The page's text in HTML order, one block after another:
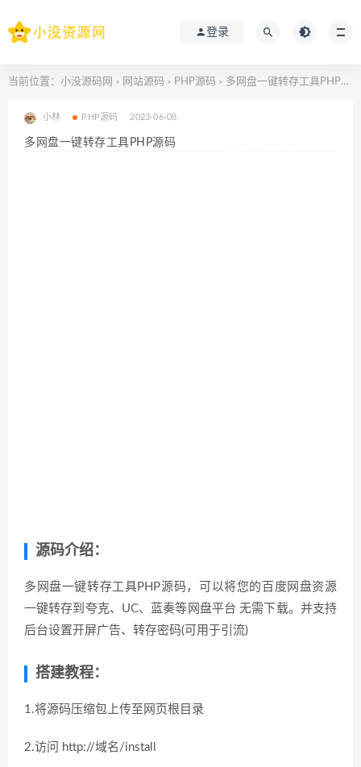
登录
当前位置： 小没源码网 > 网站源码 > PHP源码 > 多网盘一键转存工具PHP源码
小林 PHP源码 2023-06-08
多网盘一键转存工具PHP源码
源码介绍：
多网盘一键转存工具PHP源码，可以将您的百度网盘资源
一键转存到夸克、UC、蓝奏等网盘平台 无需下载。并支持
后台设置开屏广告、转存密码(可用于引流)
搭建教程：
1.将源码压缩包上传至网页根目录
2.访问 http://域名/install